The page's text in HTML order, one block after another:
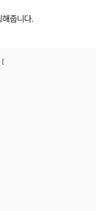
줍니다.
[